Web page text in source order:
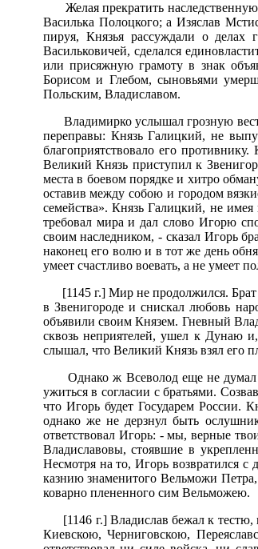
Желая прекратить
Василька Полоцкого; а Изяслав
пируя, Князья рассуждали о делах
Васильковичей, сделался
или присяжную грамоту в знак
Борисом и Глебом, сыновьями
Польским, Владиславом.
Владимирко услышал грозную
переправы: Князь Галицкий, не
благоприятствовало его
Великий Князь приступил к
места в боевом порядке и хитро
оставив между собою и городом
семейства». Князь Галицкий, не
требовал мира и дал слово Игорю
своим наследником, - сказал Игорь
наконец его волю и в тот же день
умеет счастливо воевать, а не умеет
[1145 г.] Мир не продолжился.
в Звенигороде и снискал любовь
объявили своим Князем. Гневный
сквозь неприятелей, ушел к Дунаю
слышал, что Великий Князь взял его
Однако ж Всеволод еще не думал
ужиться в согласии с братьями.
что Игорь будет Государем России.
однако же не дерзнул быть
ответствовал Игорь: - мы, верные
Владиславовы, стоявшие в
Несмотря на то, Игорь возвратился
казнию знаменитого Вельможи Петра,
коварно плененного сим Вельможею.
[1146 г.] Владислав бежал к
Киевскою, Черниговскою,